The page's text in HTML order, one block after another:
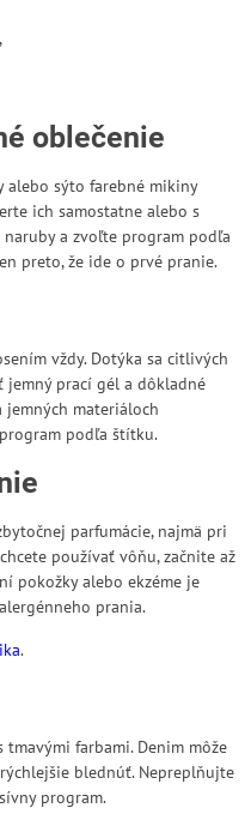
oblečenie
alebo sýto farebné mikiny
ich samostatne alebo s
a zvoľte program podľa
preto, že ide o prvé pranie.
vždy. Dotýka sa citlivých
prací gél a dôkladné
jemných materiáloch
podľa štítku.
parfumácie, najmä pri
používať vôňu, začnite až
pokožky alebo ekzéme je
prania.
.
farbami. Denim môže
blednúť. Nepreplňujte
program.